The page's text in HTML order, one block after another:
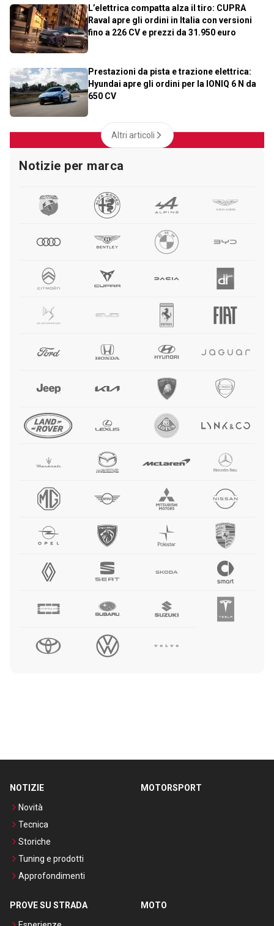
L’elettrica compatta alza il tiro: CUPRA
Raval apre gli ordini in Italia con versioni
fino a 226 CV e prezzi da 31.950 euro
Prestazioni da pista e trazione elettrica:
Hyundai apre gli ordini per la IONIQ 6 N da
650 CV
Altri articoli
Notizie per marca
NOTIZIE
Novità
Tecnica
Storiche
Tuning e prodotti
Approfondimenti
MOTORSPORT
PROVE SU STRADA
MOTO